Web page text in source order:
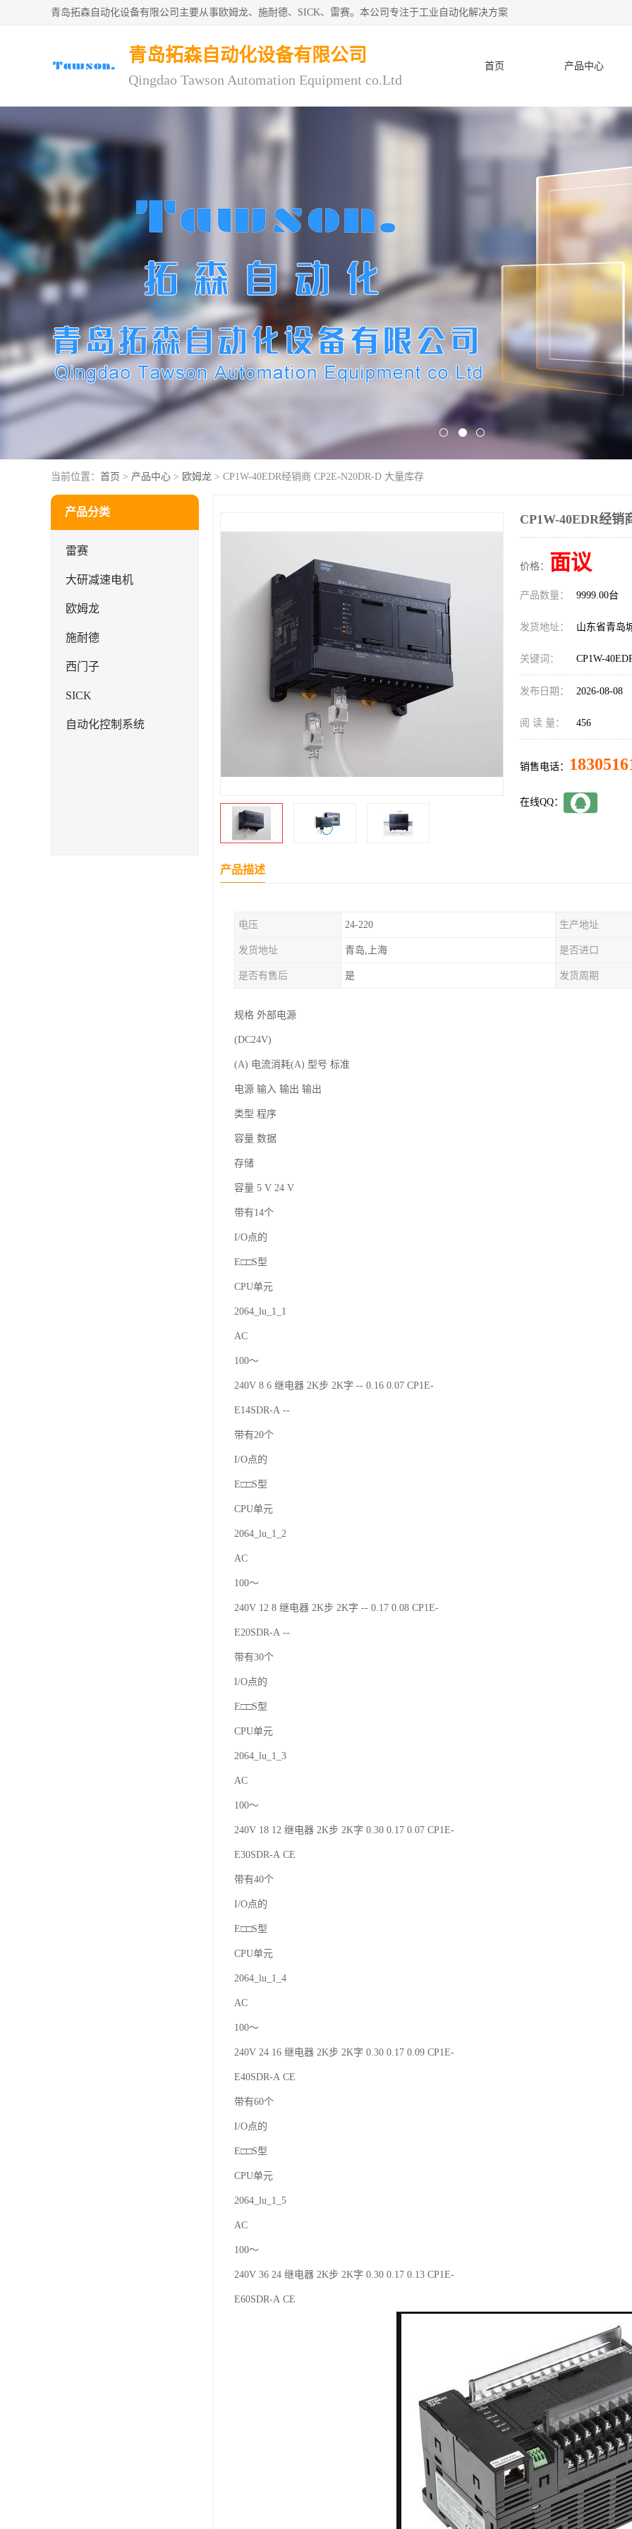
青岛拓森自动化设备有限公司主要从事欧姆龙、施耐德、SICK、雷赛。本公司专注于工业自动化解决方案
青岛拓森自动化设备有限公司
Qingdao Tawson Automation Equipment co.Ltd
首页 产品中心
当前位置： 首页 > 产品中心 > 欧姆龙 > CP1W-40EDR经销商 CP2E-N20DR-D 大量库存
产品分类
雷赛
大研减速电机
欧姆龙
施耐德
西门子
SICK
自动化控制系统
CP1W-40EDR经销
价格： 面议
产品数量： 9999.00台
发货地址： 山东省青岛
关键词： CP1W-
发布日期： 2026-08-08
阅 读 量： 456
销售电话：
在线QQ：
产品描述
电压 24-220 生产地址
发货地址 青岛,上海 是否进口
是否有售后 是 发货周期
规格 外部电源
(DC24V)
(A) 电流消耗(A) 型号 标准
电源 输入 输出 输出
类型 程序
容量 数据
存储
容量 5 V 24 V
带有14个
I/O点的
E□□S型
CPU单元
2064_lu_1_1
AC
100～
240V 8 6 继电器 2K步 2K字 -- 0.16 0.07 CP1E-
E14SDR-A --
带有20个
I/O点的
E□□S型
CPU单元
2064_lu_1_2
AC
100～
240V 12 8 继电器 2K步 2K字 -- 0.17 0.08 CP1E-
E20SDR-A --
带有30个
I/O点的
E□□S型
CPU单元
2064_lu_1_3
AC
100～
240V 18 12 继电器 2K步 2K字 0.30 0.17 0.07 CP1E-
E30SDR-A CE
带有40个
I/O点的
E□□S型
CPU单元
2064_lu_1_4
AC
100～
240V 24 16 继电器 2K步 2K字 0.30 0.17 0.09 CP1E-
E40SDR-A CE
带有60个
I/O点的
E□□S型
CPU单元
2064_lu_1_5
AC
100～
240V 36 24 继电器 2K步 2K字 0.30 0.17 0.13 CP1E-
E60SDR-A CE